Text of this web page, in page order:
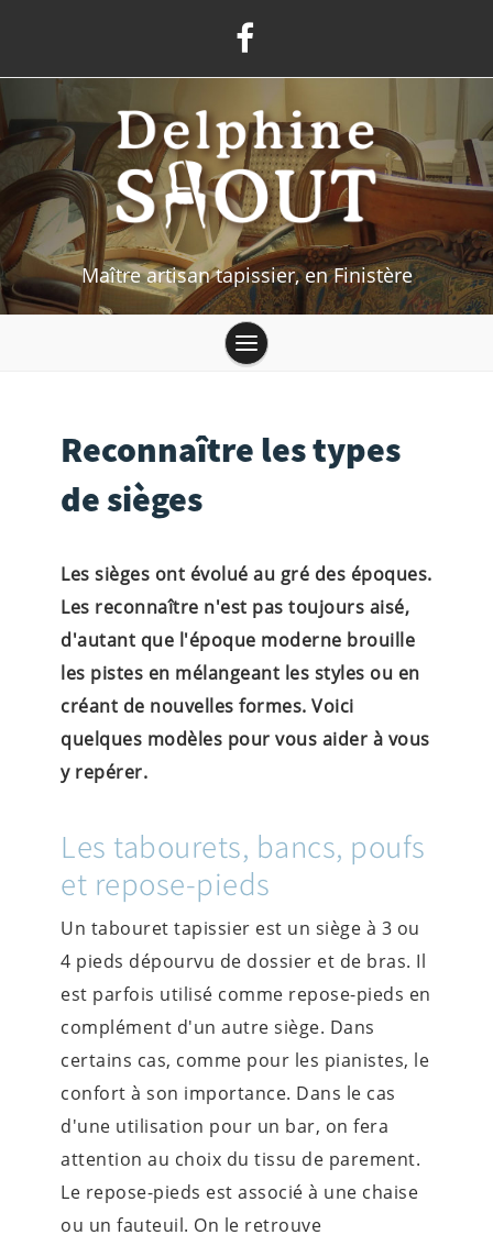
Maître artisan tapissier, en Finistère
Reconnaître les types
de sièges
Les sièges ont évolué au gré des époques.
Les reconnaître n'est pas toujours aisé,
d'autant que l'époque moderne brouille
les pistes en mélangeant les styles ou en
créant de nouvelles formes. Voici
quelques modèles pour vous aider à vous
y repérer.
Les tabourets, bancs, poufs
et repose-pieds
Un tabouret tapissier est un siège à 3 ou
4 pieds dépourvu de dossier et de bras. Il
est parfois utilisé comme repose-pieds en
complément d'un autre siège. Dans
certains cas, comme pour les pianistes, le
confort à son importance. Dans le cas
d'une utilisation pour un bar, on fera
attention au choix du tissu de parement.
Le repose-pieds est associé à une chaise
ou un fauteuil. On le retrouve